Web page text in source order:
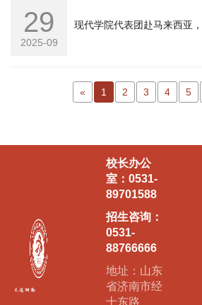
29
2025-09
现代学院代表团赴马来西亚
« 1 2 3 4 5
校长办公
室：0531-
89701588
招生咨询：
0531-
88766666
地址：山东
省济南市经
十东路